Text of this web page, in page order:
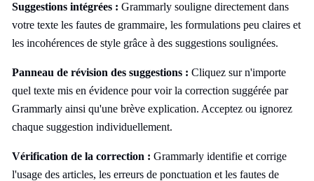
Suggestions intégrées : Grammarly souligne directement dans
votre texte les fautes de grammaire, les formulations peu claires et
les incohérences de style grâce à des suggestions soulignées.
Panneau de révision des suggestions : Cliquez sur n'importe
quel texte mis en évidence pour voir la correction suggérée par
Grammarly ainsi qu'une brève explication. Acceptez ou ignorez
chaque suggestion individuellement.
Vérification de la correction : Grammarly identifie et corrige
l'usage des articles, les erreurs de ponctuation et les fautes de